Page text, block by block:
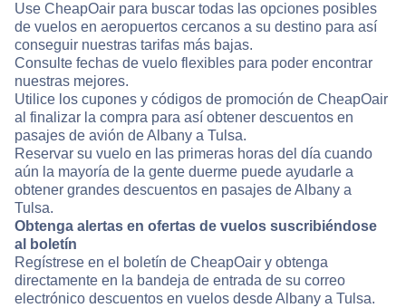
Use CheapOair para buscar todas las opciones posibles
de vuelos en aeropuertos cercanos a su destino para así
conseguir nuestras tarifas más bajas.
Consulte fechas de vuelo flexibles para poder encontrar
nuestras mejores.
Utilice los cupones y códigos de promoción de CheapOair
al finalizar la compra para así obtener descuentos en
pasajes de avión de Albany a Tulsa.
Reservar su vuelo en las primeras horas del día cuando
aún la mayoría de la gente duerme puede ayudarle a
obtener grandes descuentos en pasajes de Albany a
Tulsa.
Obtenga alertas en ofertas de vuelos suscribiéndose
al boletín
Regístrese en el boletín de CheapOair y obtenga
directamente en la bandeja de entrada de su correo
electrónico descuentos en vuelos desde Albany a Tulsa.